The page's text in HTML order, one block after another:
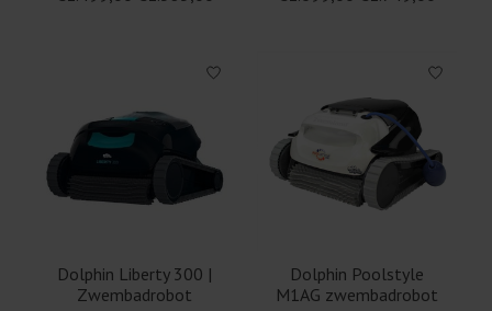
Dolphin Liberty 300 |
Zwembadrobot
Dolphin Poolstyle
M1AG zwembadrobot